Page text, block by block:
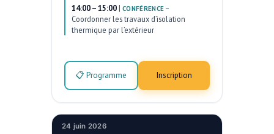
14:00 – 15:00 | CONFÉRENCE –
Coordonner les travaux d’isolation
thermique par l’extérieur
📋 Programme Inscription
24 juin 2026